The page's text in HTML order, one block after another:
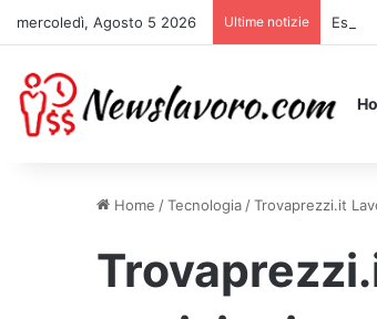
mercoledì, Agosto 5 2026 Ultime notizie
Home /Tecnologia /Trovaprezzi.it